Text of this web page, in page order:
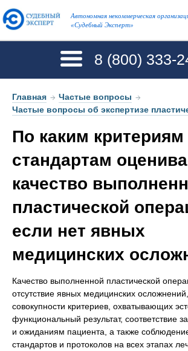
Автономная некоммерческая
«Судебный Эксперт»
8 (800) 333-
Главная → Частые вопросы →
Частые вопросы об экспертизе
По каким критериям
стандартам
качество
пластической
если нет явных
медицинских
Качество выполненной пластической
отсутствие явных медицинских
совокупности критериев, охватывающих
функциональный результат, соответствие
и ожиданиям пациента, а также
стандартов и протоколов на всех этапах